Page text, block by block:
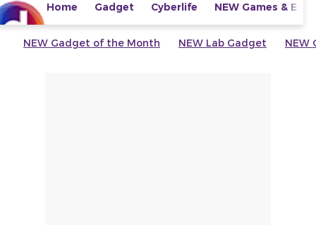
Home Gadget Cyberlife NEW Games &
NEW Gadget of the Month NEW Lab Gadget NEW